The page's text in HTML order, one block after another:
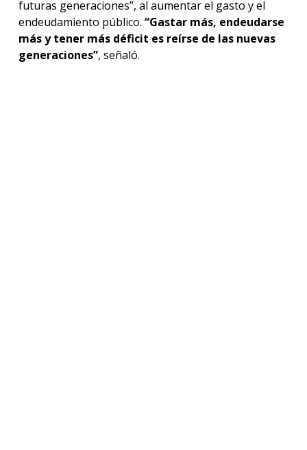
futuras generaciones”, al aumentar el gasto y el
endeudamiento público. “Gastar más, endeudarse
más y tener más déficit es reírse de las nuevas
generaciones”, señaló.